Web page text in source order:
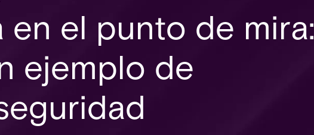
en el punto de mira:
ejemplo de